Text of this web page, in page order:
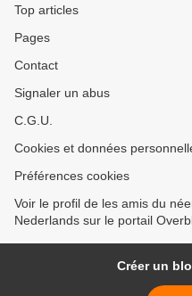
Top articles
Pages
Contact
Signaler un abus
C.G.U.
Cookies et données
Préférences cookies
Voir le profil de les amis du
Nederlands sur le portail
Créer un